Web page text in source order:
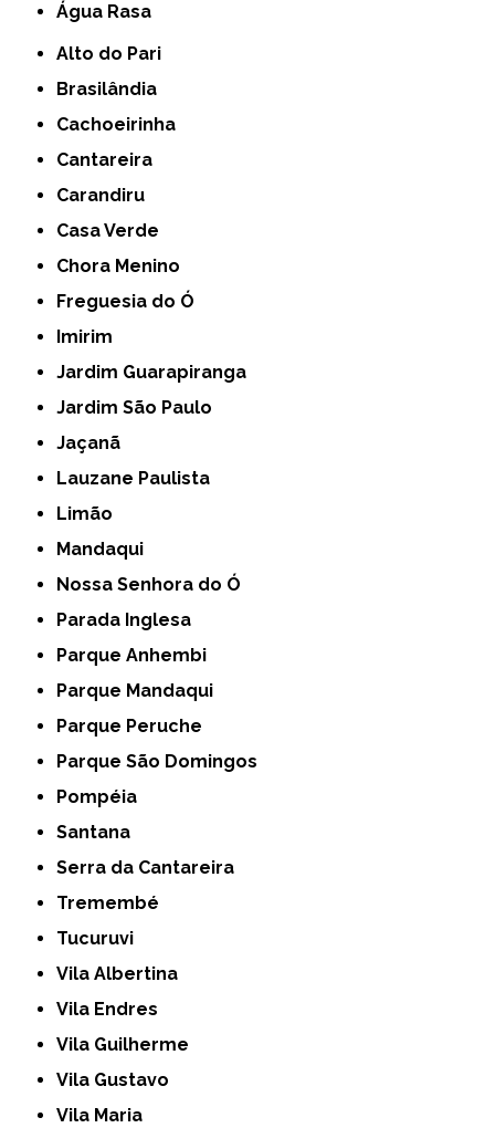
Água Rasa
Alto do Pari
Brasilândia
Cachoeirinha
Cantareira
Carandiru
Casa Verde
Chora Menino
Freguesia do Ó
Imirim
Jardim Guarapiranga
Jardim São Paulo
Jaçanã
Lauzane Paulista
Limão
Mandaqui
Nossa Senhora do Ó
Parada Inglesa
Parque Anhembi
Parque Mandaqui
Parque Peruche
Parque São Domingos
Pompéia
Santana
Serra da Cantareira
Tremembé
Tucuruvi
Vila Albertina
Vila Endres
Vila Guilherme
Vila Gustavo
Vila Maria